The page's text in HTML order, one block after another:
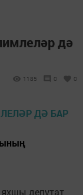
дә
1185 0 0
депутат